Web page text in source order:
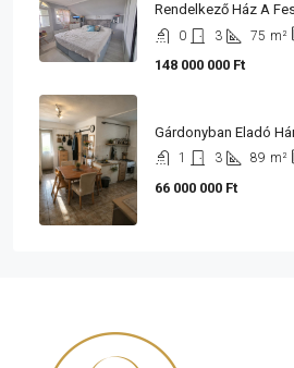
Rendelkező Ház A
0 3 75 m²
148 000 000 Ft
Gárdonyban Eladó
1 3 89 m²
66 000 000 Ft